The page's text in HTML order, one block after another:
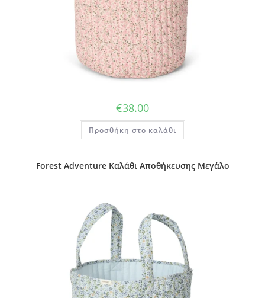
€38.00
Προσθήκη στο καλάθι
Forest Adventure Καλάθι Αποθήκευσης Μεγάλο